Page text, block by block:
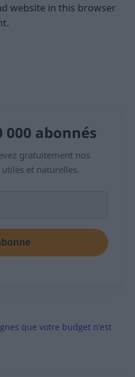
website in this browser
000 abonnés
gratuitement nos
et naturelles.
que votre budget n’est